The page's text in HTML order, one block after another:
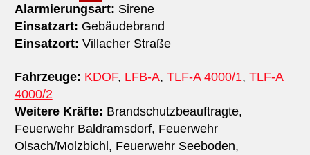
Alarmierungsart: Sirene
Einsatzart: Gebäudebrand
Einsatzort: Villacher Straße
Fahrzeuge: KDOF, LFB-A, TLF-A 4000/1, TLF-A
4000/2
Weitere Kräfte: Brandschutzbeauftragte,
Feuerwehr Baldramsdorf, Feuerwehr
Olsach/Molzbichl, Feuerwehr Seeboden,